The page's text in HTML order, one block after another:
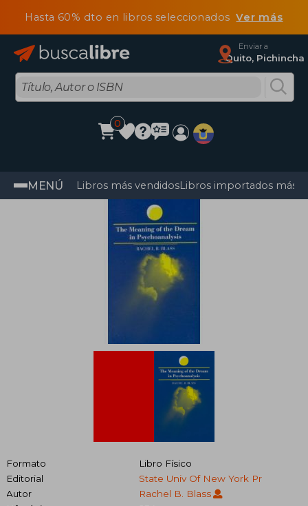
Hasta 60% dto en libros seleccionadosVer más
Enviar a
Quito, Pichincha
0
MENÚ Libros más vendidosLibros importados más
Formato
Libro Físico
Editorial
State Univ Of New York Pr
Autor
Rachel B. Blass